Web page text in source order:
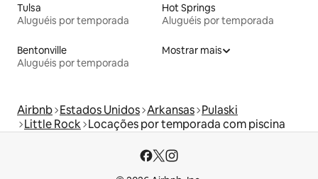
Tulsa
Aluguéis por temporada
Hot Springs
Aluguéis por temporada
Bentonville
Aluguéis por temporada
Mostrar mais
Airbnb Estados Unidos Arkansas Pulaski
Little Rock Locações por temporada com piscina